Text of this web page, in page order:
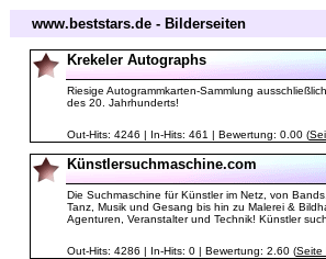
www.beststars.de - Bilderseiten
Krekeler Autographs
Riesige Autogrammkarten-Sammlung
des 20. Jahrhunderts!
Out-Hits: 4246 | In-Hits: 461 | Bewertung: 0.00 (
Künstlersuchmaschine.com
Die Suchmaschine für Künstler im Netz, von
Tanz, Musik und Gesang bis hin zu Malerei &
Agenturen, Veranstalter und Technik! Künstler
Out-Hits: 4286 | In-Hits: 0 | Bewertung: 2.60 (Seite